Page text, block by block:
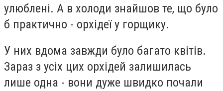
улюблені. А в холоди знайшов те, що було
б практично - орхідеї у горщику.
У них вдома завжди було багато квітів.
Зараз з усіх цих орхідей залишилась
лише одна - вони дуже швидко почали